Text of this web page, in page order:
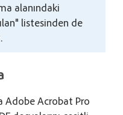
alanındaki
listesinden de
Adobe Acrobat Pro